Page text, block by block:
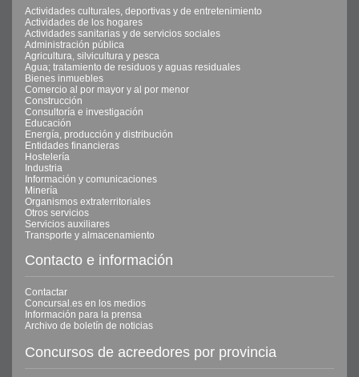
Actividades culturales, deportivas y de entretenimiento
Actividades de los hogares
Actividades sanitarias y de servicios sociales
Administración pública
Agricultura, silvicultura y pesca
Agua; tratamiento de residuos y aguas residuales
Bienes inmuebles
Comercio al por mayor y al por menor
Construcción
Consultoría e investigación
Educación
Energía, producción y distribución
Entidades financieras
Hostelería
Industria
Información y comunicaciones
Minería
Organismos extraterritoriales
Otros servicios
Servicios auxiliares
Transporte y almacenamiento
Contacto e información
Contactar
Concursal.es en los medios
Información para la prensa
Archivo de boletín de noticias
Concursos de acreedores por provincia